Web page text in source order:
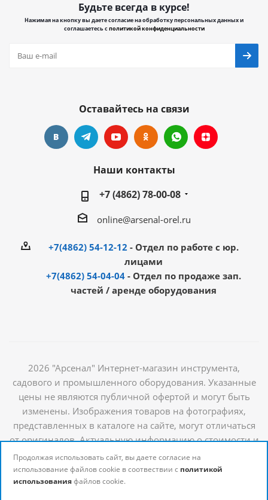
Будьте всегда в курсе!
Нажимая на кнопку вы даете согласие на обработку персональных данных и
соглашаетесь сполитикой конфиденциальности
Оставайтесь на связи
Наши контакты
+7 (4862) 78-00-08
online@arsenal-orel.ru
+7(4862) 54-12-12 - Отдел по работе с юр.
лицами
+7(4862) 54-04-04 - Отдел по продаже зап.
частей / аренде оборудования
2026 "Арсенал" Интернет-магазин инструмента,
садового и промышленного оборудования. Указанные
цены не являются публичной офертой и могут быть
изменены. Изображения товаров на фотографиях,
представленных в каталоге на сайте, могут отличаться
от оригиналов. Актуальную информацию о стоимости и
наличии товаров можно получить у наших
менеджеров
Продолжая использовать сайт, вы даете согласие на
использование файлов cookie в соотвествии с политикой
использованияфайлов cookie.